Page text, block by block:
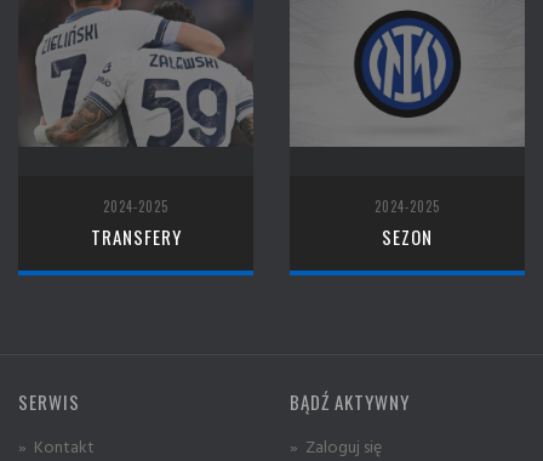
2024-2025
TRANSFERY
2024-2025
SEZON
SERWIS
» Kontakt
BĄDŹ AKTYWNY
» Zaloguj się